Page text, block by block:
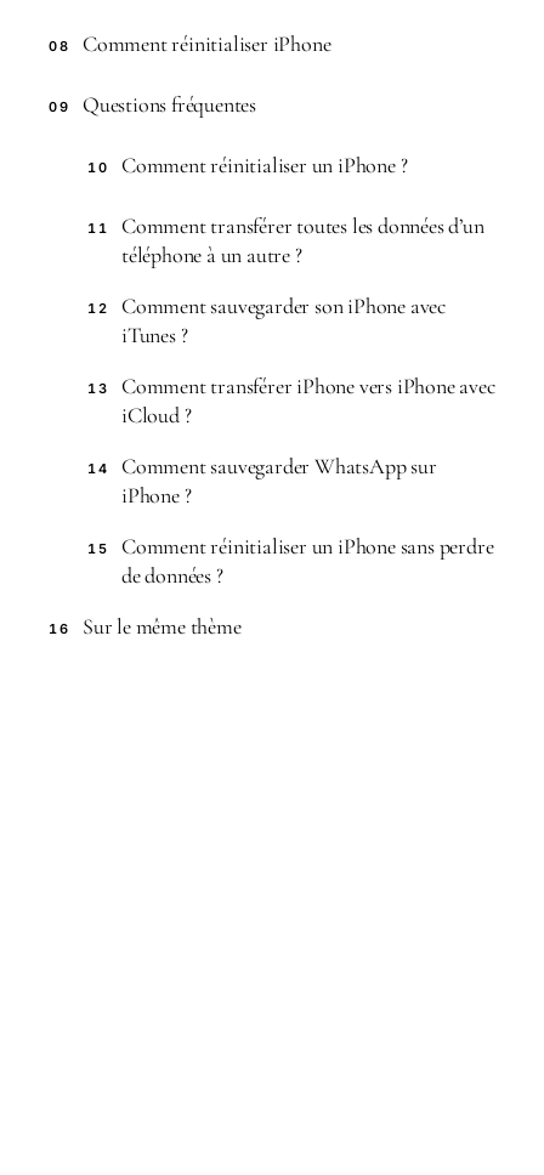
08 Comment réinitialiser iPhone
09 Questions fréquentes
10 Comment réinitialiser un iPhone ?
11
Comment transférer toutes les données d’un
téléphone à un autre ?
12
Comment sauvegarder son iPhone avec
iTunes ?
13
Comment transférer iPhone vers iPhone avec
iCloud ?
14
Comment sauvegarder WhatsApp sur
iPhone ?
15
Comment réinitialiser un iPhone sans perdre
de données ?
16 Sur le même thème